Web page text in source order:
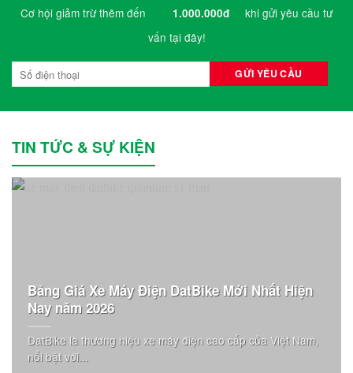
Cơ hội giảm trừ thêm đến
1.000.000đ
khi gửi yêu cầu tư
vấn tại đây!
TIN TỨC & SỰ KIỆN
Bảng Giá Xe Máy Điện DatBike Mới Nhất Hiện
Nay năm 2026
DatBike là thương hiệu xe máy điện cao cấp của Việt Nam,
nổi bật với...